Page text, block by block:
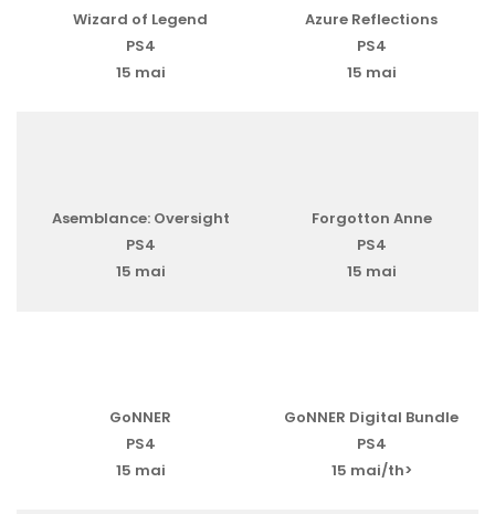
Wizard of Legend
PS4
15 mai
Azure Reflections
PS4
15 mai
Asemblance: Oversight
PS4
15 mai
Forgotton Anne
PS4
15 mai
GoNNER
PS4
15 mai
GoNNER Digital Bundle
PS4
15 mai/th>